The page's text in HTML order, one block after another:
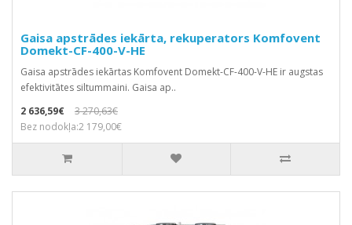
Gaisa apstrādes iekārta, rekuperators Komfovent
Domekt-CF-400-V-HE
Gaisa apstrādes iekārtas Komfovent Domekt-CF-400-V-HE ir augstas
efektivitātes siltummaini. Gaisa ap..
2 636,59€
3 270,63€
Bez nodokļa:2 179,00€